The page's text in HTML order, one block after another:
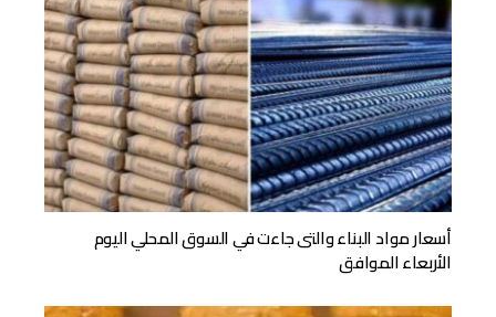
أسعار مواد البناء والتى جاءت في السوق المحلي اليوم
الأربعاء الموافق